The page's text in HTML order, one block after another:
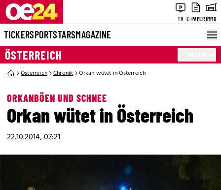
TV E-PAPERIMMO
TICKERSPORTSTARSMAGAZINE
ÖSTERREICH
Österreich Chronik Orkan wütet in Österreich
ORKANBÖEN UND SCHNEE
Orkan wütet in Österreich
22.10.2014, 07:21